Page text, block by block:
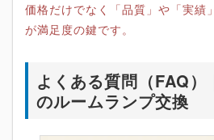
価格だけでなく「品質」や「実績
が満足度の鍵です。
よくある質問（FAQ
のルームランプ交換